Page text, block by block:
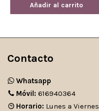
Añadir al carrito
Contacto
Whatsapp
Móvil: 616940364
Horario: Lunes a Viernes